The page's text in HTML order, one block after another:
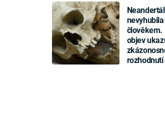
člověkem.
objev
rozhodnutí